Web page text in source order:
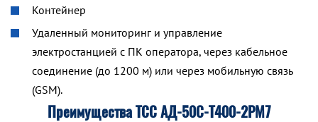
Контейнер
Удаленный мониторинг и управление
электростанцией с ПК оператора, через кабельное
соединение (до 1200 м) или через мобильную связь
(GSM).
Преимущества ТСС АД-50С-Т400-2РМ7